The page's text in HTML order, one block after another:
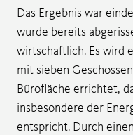
Das Ergebnis war
wurde bereits
wirtschaftlich. Es wird
mit sieben
Bürofläche errichtet,
insbesondere der
entspricht. Durch